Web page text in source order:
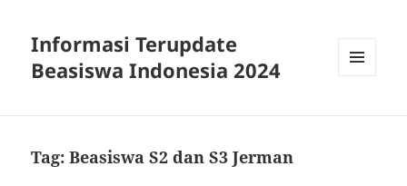
Informasi Terupdate
Beasiswa Indonesia 2024
Tag:Beasiswa S2 dan S3 Jerman